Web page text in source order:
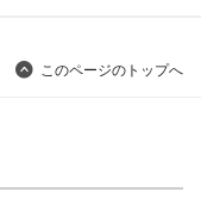
このページのトップへ